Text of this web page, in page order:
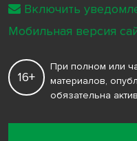
16+
При полном или
материалов,
обязательна
Включить
Мобильная версия